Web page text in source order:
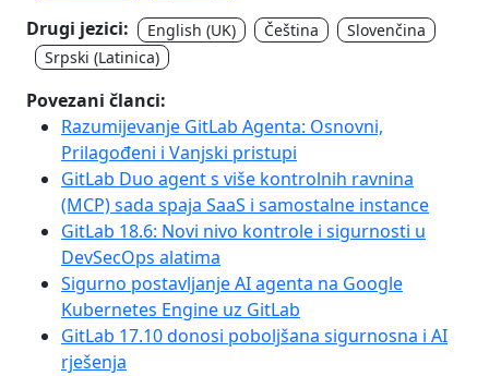
Drugi jezici: English (UK) Čeština
Slovenčina
Srpski (Latinica)
Povezani članci:
Razumijevanje GitLab Agenta: Osnovni,
Prilagođeni i Vanjski pristupi
GitLab Duo agent s više kontrolnih ravnina
(MCP) sada spaja SaaS i samostalne instance
GitLab 18.6: Novi nivo kontrole i sigurnosti u
DevSecOps alatima
Sigurno postavljanje AI agenta na Google
Kubernetes Engine uz GitLab
GitLab 17.10 donosi poboljšana sigurnosna i AI
rješenja